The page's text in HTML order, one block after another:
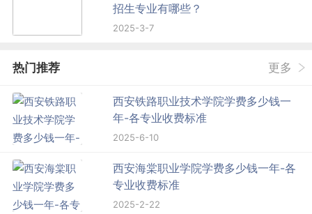
招生专业有哪些？
2025-3-7
热门推荐 更多
西安铁路职业技术学院学费多少钱一
年-各专业收费标准
2025-6-10
西安海棠职业学院学费多少钱一年-各
专业收费标准
2025-2-22